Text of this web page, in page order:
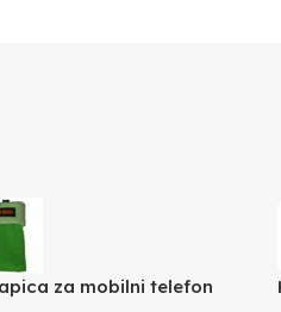
za mobilni telefon